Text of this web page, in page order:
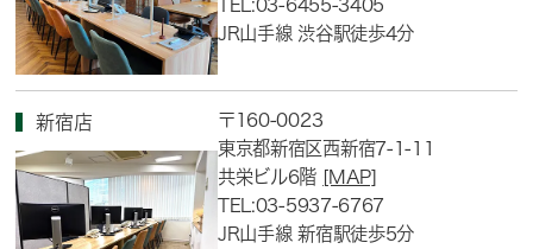
TEL:03-6455-3405
JR山手線 渋谷駅徒歩4分
新宿店
〒160-0023
東京都新宿区西新宿7-1-11
共栄ビル6階 [MAP]
TEL:03-5937-6767
JR山手線 新宿駅徒歩5分